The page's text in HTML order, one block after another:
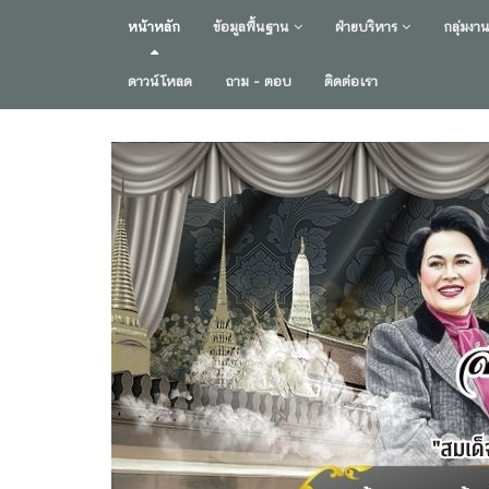
หน้าหลัก ข้อมูลพื้นฐาน ฝ่ายบริหาร กลุ่มงา
ดาวน์โหลด ถาม - ตอบ ติดต่อเรา